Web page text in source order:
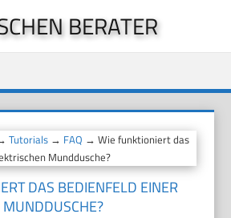
BERATER
Tutorials → FAQ → Wie funktioniert das
Munddusche?
DAS BEDIENFELD EINER
MUNDDUSCHE?